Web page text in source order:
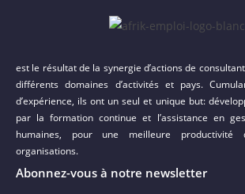
est le résultat de la synergie d’actions de
différents domaines d’activités et pays.
d’expérience, ils ont un seul et unique but:
par la formation continue et l’assistance en
humaines, pour une meilleure productivité
organisations.
Abonnez-vous à notre newsletter